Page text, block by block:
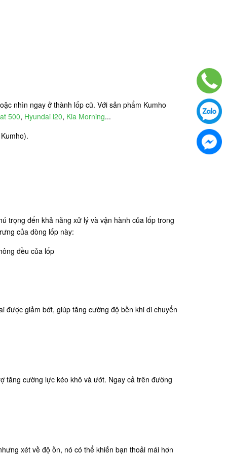
nhìn ngay ở thành lốp cũ. Với sản phẩm Kumho
500, Hyundai i20, Kia Morning...
trọng đến khả năng xử lý và vận hành của lốp trong
của dòng lốp này:
đều của lốp
được giảm bớt, giúp tăng cường độ bền khi di chuyển
tăng cường lực kéo khô và ướt. Ngay cả trên đường
xét về độ ồn, nó có thể khiến bạn thoải mái hơn